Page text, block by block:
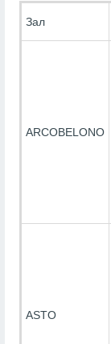
Зал
ARCOBELONO
ASTO